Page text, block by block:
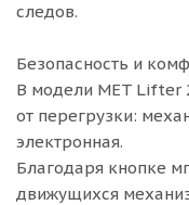
следов.
Безопасность и
В модели MET Lifter
от перегрузки:
электронная.
Благодаря кнопке
движущихся